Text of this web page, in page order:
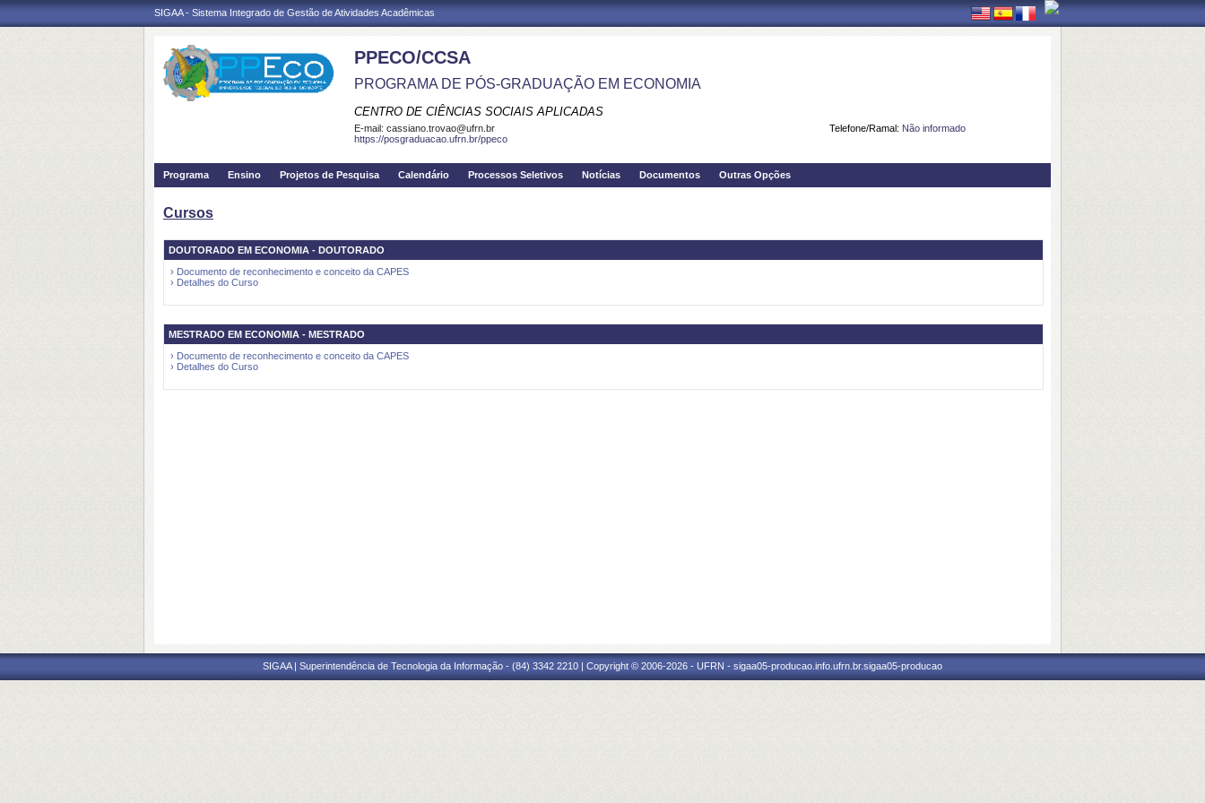
SIGAA - Sistema Integrado de Gestão de Atividades Acadêmicas
PPECO/CCSA
PROGRAMA DE PÓS-GRADUAÇÃO EM ECONOMIA
CENTRO DE CIÊNCIAS SOCIAIS APLICADAS
Telefone/Ramal: Não informado
E-mail: cassiano.trovao@ufrn.br
https://posgraduacao.ufrn.br/ppeco
Programa Ensino Projetos de Pesquisa Calendário Processos Seletivos Notícias Documentos Outras Opções
Cursos
DOUTORADO EM ECONOMIA - DOUTORADO
› Documento de reconhecimento e conceito da CAPES
› Detalhes do Curso
MESTRADO EM ECONOMIA - MESTRADO
› Documento de reconhecimento e conceito da CAPES
› Detalhes do Curso
SIGAA | Superintendência de Tecnologia da Informação - (84) 3342 2210 | Copyright © 2006-2026 - UFRN - sigaa05-producao.info.ufrn.br.sigaa05-producao